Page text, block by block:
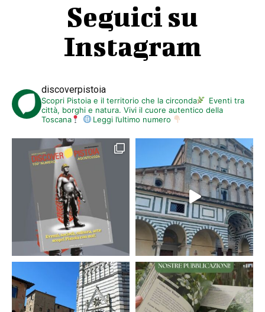
Seguici su
Instagram
discoverpistoia
Scopri Pistoia e il territorio che la circonda
Eventi tra
città, borghi e natura. Vivi il cuore autentico della
Toscana
Leggi l’ultimo numero